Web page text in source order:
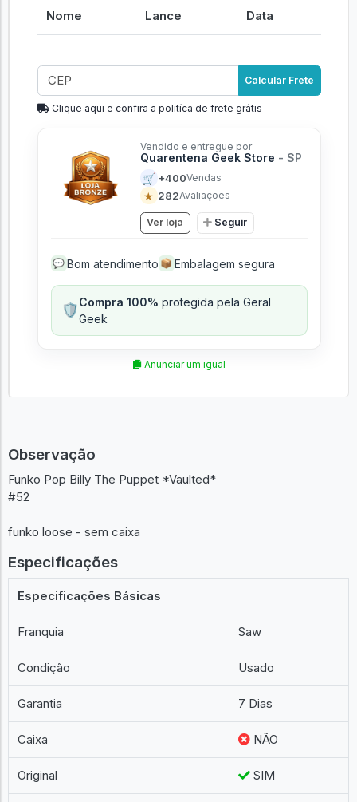
Nome Lance Data
Calcular Frete
Clique aqui e confira a politíca de frete grátis
Vendido e entregue por
Quarentena Geek Store - SP
🛒 +400Vendas
★ 282Avaliações
Ver loja Seguir
💬 Bom atendimento 📦 Embalagem segura
🛡️Compra 100% protegida pela Geral
Geek
Anunciar um igual
Observação
Funko Pop Billy The Puppet *Vaulted*
#52
funko loose - sem caixa
Especificações
Especificações Básicas
Franquia Saw
Condição Usado
Garantia 7 Dias
Caixa NÃO
Original SIM